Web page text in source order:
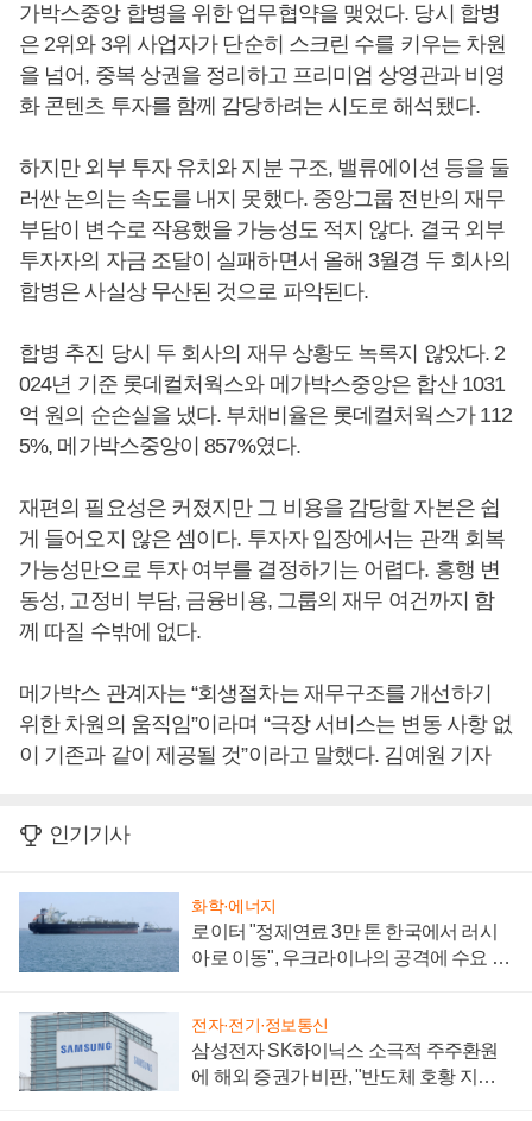
가박스중앙 합병을 위한 업무협약을 맺었다. 당시 합병
은 2위와 3위 사업자가 단순히 스크린 수를 키우는 차원
을 넘어, 중복 상권을 정리하고 프리미엄 상영관과 비영
화 콘텐츠 투자를 함께 감당하려는 시도로 해석됐다.
하지만 외부 투자 유치와 지분 구조, 밸류에이션 등을 둘
러싼 논의는 속도를 내지 못했다. 중앙그룹 전반의 재무
부담이 변수로 작용했을 가능성도 적지 않다. 결국 외부
투자자의 자금 조달이 실패하면서 올해 3월경 두 회사의
합병은 사실상 무산된 것으로 파악된다.
합병 추진 당시 두 회사의 재무 상황도 녹록지 않았다. 2
024년 기준 롯데컬처웍스와 메가박스중앙은 합산 1031
억 원의 순손실을 냈다. 부채비율은 롯데컬처웍스가 112
5%, 메가박스중앙이 857%였다.
재편의 필요성은 커졌지만 그 비용을 감당할 자본은 쉽
게 들어오지 않은 셈이다. 투자자 입장에서는 관객 회복
가능성만으로 투자 여부를 결정하기는 어렵다. 흥행 변
동성, 고정비 부담, 금융비용, 그룹의 재무 여건까지 함
께 따질 수밖에 없다.
메가박스 관계자는 “회생절차는 재무구조를 개선하기
위한 차원의 움직임”이라며 “극장 서비스는 변동 사항 없
이 기존과 같이 제공될 것”이라고 말했다. 김예원 기자
인기기사
화학·에너지
로이터 "정제연료 3만 톤 한국에서 러시
아로 이동", 우크라이나의 공격에 수요 늘
전자·전기·정보통신
삼성전자 SK하이닉스 소극적 주주환원
에 해외 증권가 비판, "반도체 호황 지속